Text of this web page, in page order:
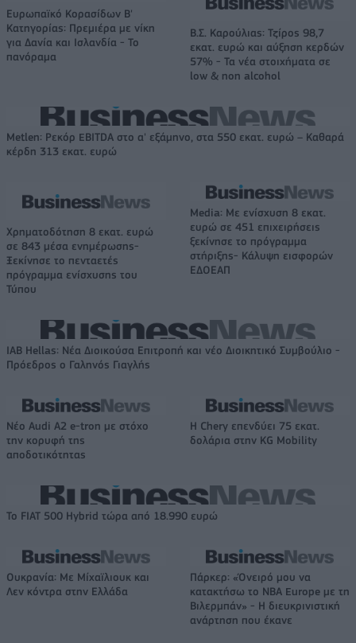
Ευρωπαϊκό Κορασίδων Β'
Κατηγορίας: Πρεμιέρα με νίκη
για Δανία και Ισλανδία - Το
πανόραμα
Β.Σ. Καρούλιας: Τζίρος 98,7
εκατ. ευρώ και αύξηση κερδών
57% - Τα νέα στοιχήματα σε
low & non alcohol
Metlen: Ρεκόρ EBITDA στο α' εξάμηνο, στα 550 εκατ. ευρώ – Καθαρά
κέρδη 313 εκατ. ευρώ
Χρηματοδότηση 8 εκατ. ευρώ
σε 843 μέσα ενημέρωσης-
Ξεκίνησε το πενταετές
πρόγραμμα ενίσχυσης του
Τύπου
Media: Με ενίσχυση 8 εκατ.
ευρώ σε 451 επιχειρήσεις
ξεκίνησε το πρόγραμμα
στήριξης- Κάλυψη εισφορών
ΕΔΟΕΑΠ
IAB Hellas: Νέα Διοικούσα Επιτροπή και νέο Διοικητικό Συμβούλιο -
Πρόεδρος ο Γαληνός Γιαγλής
Νέο Audi A2 e-tron με στόχο
την κορυφή της
αποδοτικότητας
Η Chery επενδύει 75 εκατ.
δολάρια στην KG Mobility
Το FIAT 500 Hybrid τώρα από 18.990 ευρώ
Ουκρανία: Με Μίχαϊλιουκ και
Λεν κόντρα στην Ελλάδα
Πάρκερ: «Όνειρό μου να
κατακτήσω το ΝΒΑ Europe με τη
Βιλερμπάν» - Η διευκρινιστική
ανάρτηση που έκανε